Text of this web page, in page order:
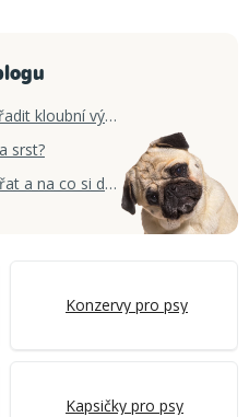
Proč do psího jídelníčku zařadit kloubní výživu
srst?
Jak předcházet stresu u zvířat a na co si dát pozor Poradíme
Konzervy pro psy
Kapsičky pro psy